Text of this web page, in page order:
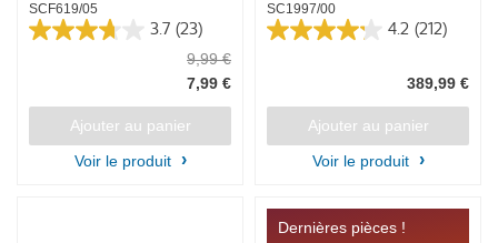
SCF619/05
3.7 (23)
3.7
9,99 €
7,99 €
Ajouter au panier
Voir le produit
SC1997/00
4.2 (212)
4.2
389,99 €
Ajouter au panier
Voir le produit
Dernières pièces !